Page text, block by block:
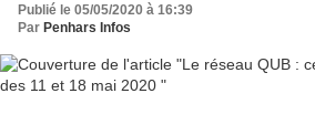
Publié le 05/05/2020 à 16:39
Par Penhars Infos